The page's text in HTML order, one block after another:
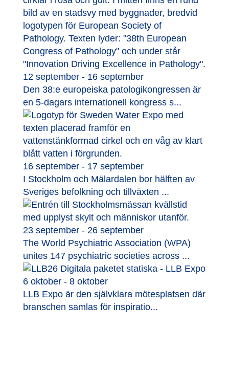
12 september - 16 september
Den 38:e europeiska patologikongressen är
en 5-dagars internationell kongress s...
16 september - 17 september
I Stockholm och Mälardalen bor hälften av
Sveriges befolkning och tillväxten ...
23 september - 26 september
The World Psychiatric Association (WPA)
unites 147 psychiatric societies across ...
6 oktober - 8 oktober
LLB Expo är den självklara mötesplatsen där
branschen samlas för inspiratio...